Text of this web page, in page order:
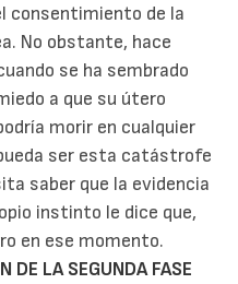
consentimiento de la
No obstante, hace
se ha sembrado
a que su útero
morir en cualquier
ser esta catástrofe
saber que la evidencia
instinto le dice que,
en ese momento.
DE LA SEGUNDA FASE